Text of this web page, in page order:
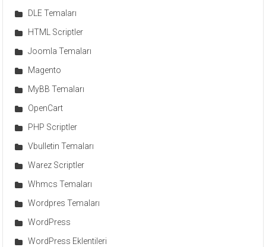
DLE Temaları
HTML Scriptler
Joomla Temaları
Magento
MyBB Temaları
OpenCart
PHP Scriptler
Vbulletin Temaları
Warez Scriptler
Whmcs Temaları
Wordpres Temaları
WordPress
WordPress Eklentileri